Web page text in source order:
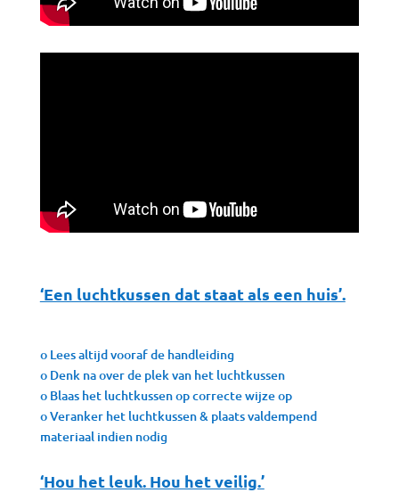
‘Een luchtkussen dat staat als een huis’.
o Lees altijd vooraf de handleiding
o Denk na over de plek van het luchtkussen
o Blaas het luchtkussen op correcte wijze op
o Veranker het luchtkussen & plaats valdempend
materiaal indien nodig
‘Hou het leuk. Hou het veilig.’